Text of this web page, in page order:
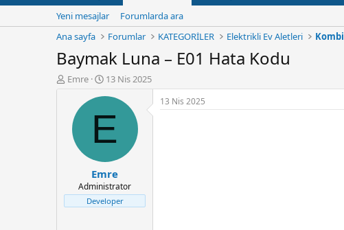
Yeni mesajlar
Forumlarda ara
Ana sayfa
Forumlar KATEGORİLER Elektrikli Ev Aletleri Kombi
Baymak Luna – E01 Hata Kodu
K
Emre
B
l
a
n
ı
ç
t
a
13 Nis 2025
E
Emre
Administrator
Developer
13 Nis 2025